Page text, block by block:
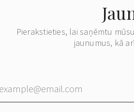
Pierakstieties, lai saņēmtu
jaunumus, kā